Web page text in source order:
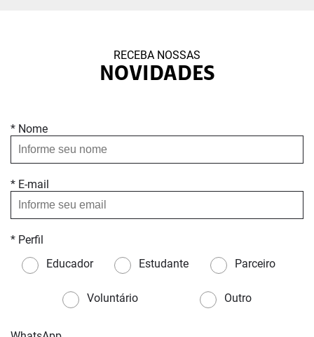
RECEBA NOSSAS
NOVIDADES
* Nome
* E-mail
* Perfil
Educador
Estudante Parceiro
Voluntário Outro